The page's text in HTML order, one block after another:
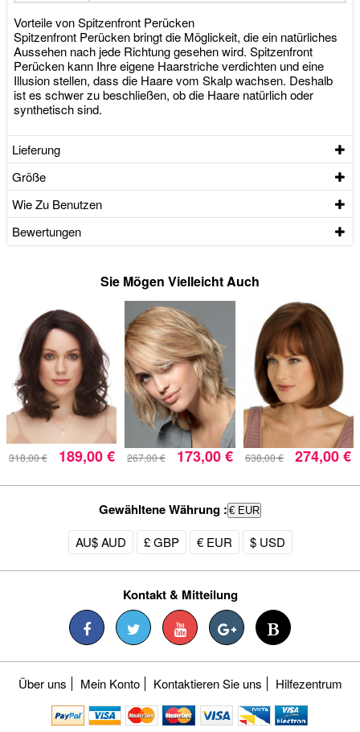
Vorteile von Spitzenfront Perücken
Spitzenfront Perücken bringt die Möglickeit, die ein natürliches
Aussehen nach jede Richtung gesehen wird. Spitzenfront
Perücken kann Ihre eigene Haarstriche verdichten und eine
Illusion stellen, dass die Haare vom Skalp wachsen. Deshalb
ist es schwer zu beschließen, ob die Haare natürlich oder
synthetisch sind.
Lieferung
Größe
Wie Zu Benutzen
Bewertungen
Sie Mögen Vielleicht Auch
318,00 € 189,00 € 267,00 € 173,00 € 638,00 € 274,00 €
Gewähltene Währung : € EUR
AU$ AUD £ GBP € EUR $ USD
Kontakt & Mitteilung
Über uns Mein Konto Kontaktieren Sie uns Hilfezentrum